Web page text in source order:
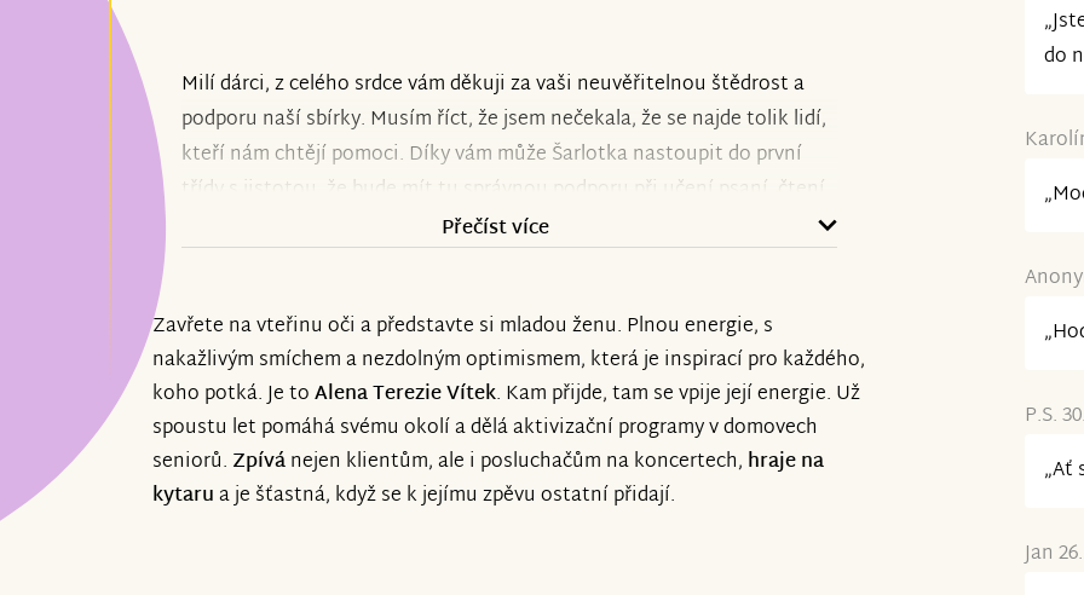
Milí dárci, z celého srdce vám děkuji za vaši neuvěřitelnou štědrost a
podporu naší sbírky. Musím říct, že jsem nečekala, že se najde tolik lidí,
kteří nám chtějí pomoci. Díky vám může Šarlotka nastoupit do první
třídy s jistotou, že bude mít tu správnou podporu při učení psaní, čtení
a počítání. Dárcům děkujeme za to, že s námi jdou po naší cestě, která
váš příspěvek, každé sdílení a každé povzbudivé slovo pro nás znamená
víc, než si dokážete představit. Jste úžasní lidé a my jsme nesmírně
vděčné, že existujete. Děkujeme vám!
Alena Terezie Vítek a Šarlotka
Přečíst více
Zavřete na vteřinu oči a představte si mladou ženu. Plnou energie, s
nakažlivým smíchem a nezdolným optimismem, která je inspirací pro každého,
koho potká. Je toAlena Terezie Vítek. Kam přijde, tam se vpije její energie. Už
spoustu let pomáhá svému okolí a dělá aktivizační programy v domovech
seniorů. Zpívánejen klientům, ale i posluchačům na koncertech, hraje na
kytarua je šťastná, když se k jejímu zpěvu ostatní přidají.
do
P.S.
„Ať
Jan